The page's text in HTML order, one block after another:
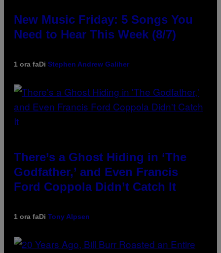
New Music Friday: 5 Songs You
Need to Hear This Week (8/7)
1 ora faDi Stephen Andrew Galiher
There’s a Ghost Hiding in ‘The
Godfather,’ and Even Francis
Ford Coppola Didn’t Catch It
1 ora faDi Tony Alpsen